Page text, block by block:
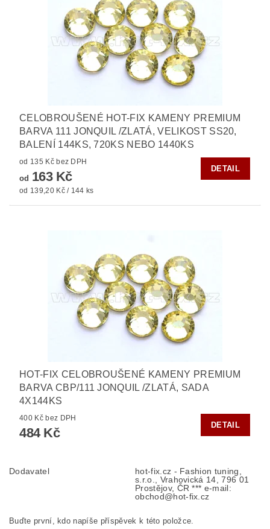
CELOBROUŠENÉ HOT-FIX KAMENY PREMIUM
BARVA 111 JONQUIL /ZLATÁ, VELIKOST SS20,
BALENÍ 144KS, 720KS NEBO 1440KS
od 135 Kč bez DPH
od 163 Kč
od 139,20 Kč / 144 ks
DETAIL
HOT-FIX CELOBROUŠENÉ KAMENY PREMIUM
BARVA CBP/111 JONQUIL /ZLATÁ, SADA
4X144KS
400 Kč bez DPH
484 Kč
DETAIL
Dodavatel
hot-fix.cz - Fashion tuning,
s.r.o., Vrahovická 14, 796 01
Prostějov, ČR *** e-mail:
obchod@hot-fix.cz
Buďte první, kdo napíše příspěvek k této položce.